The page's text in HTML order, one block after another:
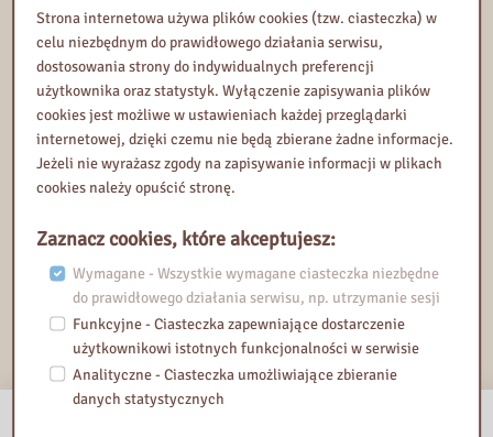
Rejestracja na wydarzenie
Rejestracja rozpoczyna się:
3 luty 2026, 09:43
Rejestracja kończy się:
11 luty 2026, 09:00
Zapisy zakończone
Dodatkowe wymagania: Nie
Wydarzenie nie podlega weryfikacji uczestników przez
administratora. Uczestnicy są automatycznie potwierdzani przez
system.
Strona internetowa używa plików cookies (tzw. ciasteczka) w
celu niezbędnym do prawidłowego działania serwisu,
dostosowania strony do indywidualnych preferencji
użytkownika oraz statystyk. Wyłączenie zapisywania plików
cookies jest możliwe w ustawieniach każdej przeglądarki
internetowej, dzięki czemu nie będą zbierane żadne informacje.
Jeżeli nie wyrażasz zgody na zapisywanie informacji w plikach
cookies należy opuścić stronę.
Zaznacz cookies, które akceptujesz:
Wymagane - Wszystkie wymagane ciasteczka niezbędne
do prawidłowego działania serwisu, np. utrzymanie sesji
Funkcyjne - Ciasteczka zapewniające dostarczenie
użytkownikowi istotnych funkcjonalności w serwisie
Analityczne - Ciasteczka umożliwiające zbieranie
danych statystycznych